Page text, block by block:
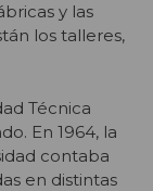
y las
los talleres,
Técnica
En 1964, la
contaba
en distintas